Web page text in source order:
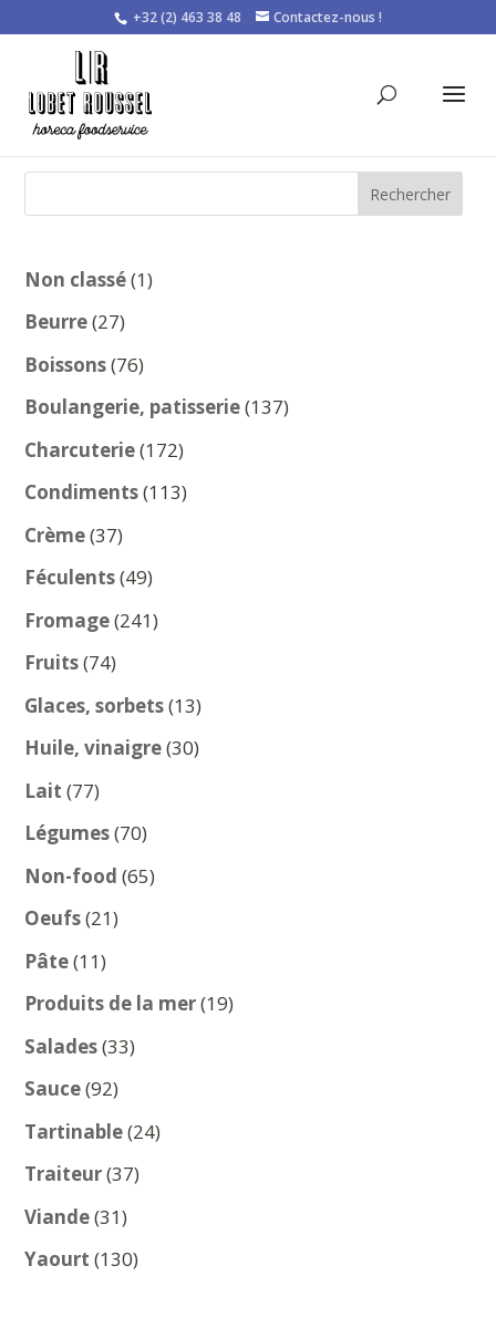
+32 (2) 463 38 48 Contactez-nous !
Rechercher
Non classé 11
Beurre 2727
produits
Boissons 7676
produits
Boulangerie, patisserie 137137
Charcuterie 172172
produits
Condiments 113113
Crème 3737
produits
Féculents 4949
produits
Fromage 241241
Fruits 7474
produits
Glaces, sorbets 1313
produits
Huile, vinaigre 3030
Lait 7777
produits
Légumes 7070
produits
Non-food 6565
Oeufs 2121
Pâte 1111
produits
Produits de la mer 1919
Salades 3333
Sauce 9292
produits
Tartinable 2424
Traiteur 3737
Viande 3131
produits
Yaourt 130130